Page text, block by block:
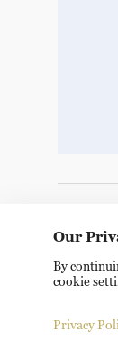
Copyright
Our
By
cookie
Privacy